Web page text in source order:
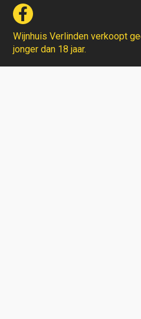
Wijnhuis Verlinden verkoopt
jonger dan 18 jaar.